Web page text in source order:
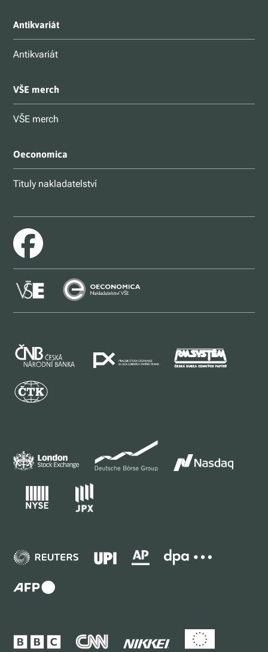
Antikvariát
Antikvariát
VŠE merch
VŠE merch
Oeconomica
Tituly nakladatelství